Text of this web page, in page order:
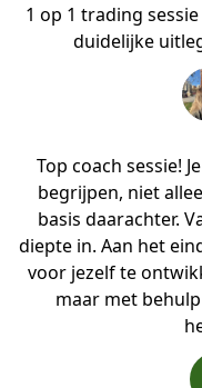
1 op 1 trading
duidelijke
Top coach sessie!
begrijpen, niet
basis daarachter.
diepte in. Aan het
voor jezelf te
maar met